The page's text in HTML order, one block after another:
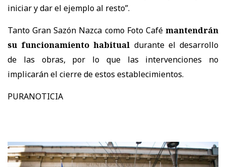
iniciar y dar el ejemplo al resto”.
Tanto Gran Sazón Nazca como Foto Café mantendrán
su funcionamiento habitual durante el desarrollo
de las obras, por lo que las intervenciones no
implicarán el cierre de estos establecimientos.
PURANOTICIA